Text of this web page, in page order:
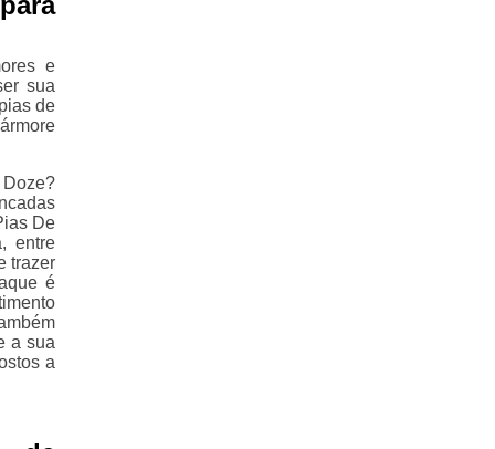
e
sua
de
De
entre
trazer
é
a sua
a